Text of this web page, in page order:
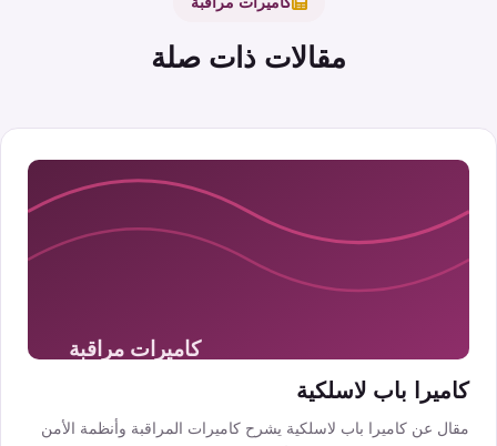
مقالات ذات صلة
كاميرا باب لاسلكية
مقال عن كاميرا باب لاسلكية يشرح كاميرات المراقبة وأنظمة الأمن